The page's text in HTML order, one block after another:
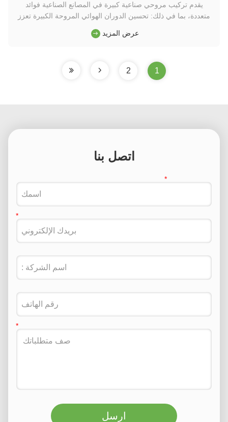
يقدم تركيب مروحي صناعية كبيرة في المصانع الصناعية فوائد
متعددة، بما في ذلك: تحسين الدوران الهوائي المروحة الكبيرة تعزز
مكان العمل. كفاءة الطاقة بالمقارنة مع تكييف الهواء التقليدي أو
عرض المزيد
1
2
اتصل بنا
ارسل